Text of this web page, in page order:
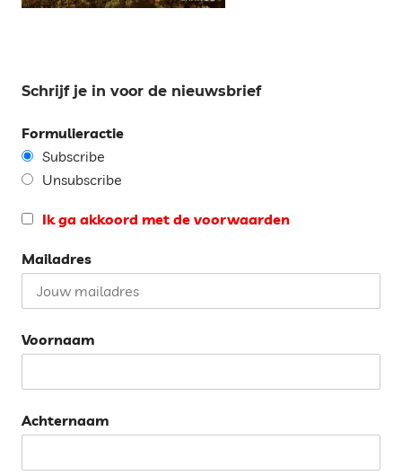
Schrijf je in voor de nieuwsbrief
Formulieractie
Subscribe
Unsubscribe
Ik ga akkoord met de voorwaarden
Mailadres
Voornaam
Achternaam